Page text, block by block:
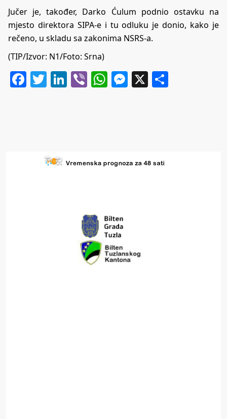
Jučer je, također, Darko Ćulum podnio ostavku na
mjesto direktora SIPA-e i tu odluku je donio, kako je
rečeno, u skladu sa zakonima NSRS-a.
(TIP/Izvor: N1/Foto: Srna)
Facebook
Twitter
LinkedIn
ViberWhatsApp
Messenger
X